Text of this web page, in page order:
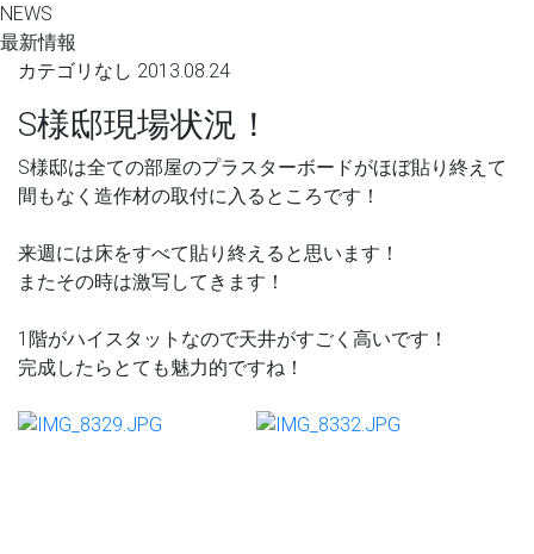
NEWS
最新情報
カテゴリなし 2013.08.24
S様邸現場状況！
S様邸は全ての部屋のプラスターボードがほぼ貼り終えて
間もなく造作材の取付に入るところです！
来週には床をすべて貼り終えると思います！
またその時は激写してきます！
1階がハイスタットなので天井がすごく高いです！
完成したらとても魅力的ですね！